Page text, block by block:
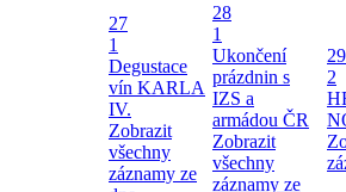
27
1
Degustace
vín KARLA
IV.
Zobrazit
všechny
záznamy ze
28
1
Ukončení
prázdnin s
IZS a
armádou ČR
Zobrazit
všechny
záznamy ze
29
2